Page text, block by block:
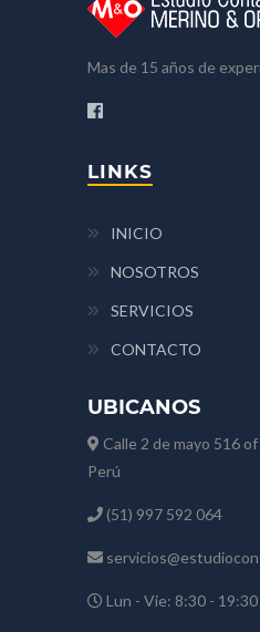
Mas de 15 años de
LINKS
INICIO
NOSOTROS
SERVICIOS
CONTACTO
UBICANOS
Calle 2 de mayo 516
Perú
(51) 997 592 064
Lun - Vie: 8:30 - 19:30